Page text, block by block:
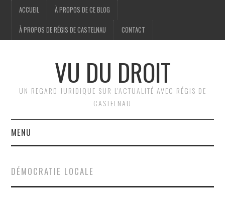
ACCUEIL À PROPOS DE CE BLOG
À PROPOS DE RÉGIS DE CASTELNAU CONTACT
VU DU DROIT
UN REGARD JURIDIQUE SUR L'ACTUALITÉ AVEC RÉGIS DE
CASTELNAU
MENU
BRÈVES
DÉMOCRATIE LOCALE